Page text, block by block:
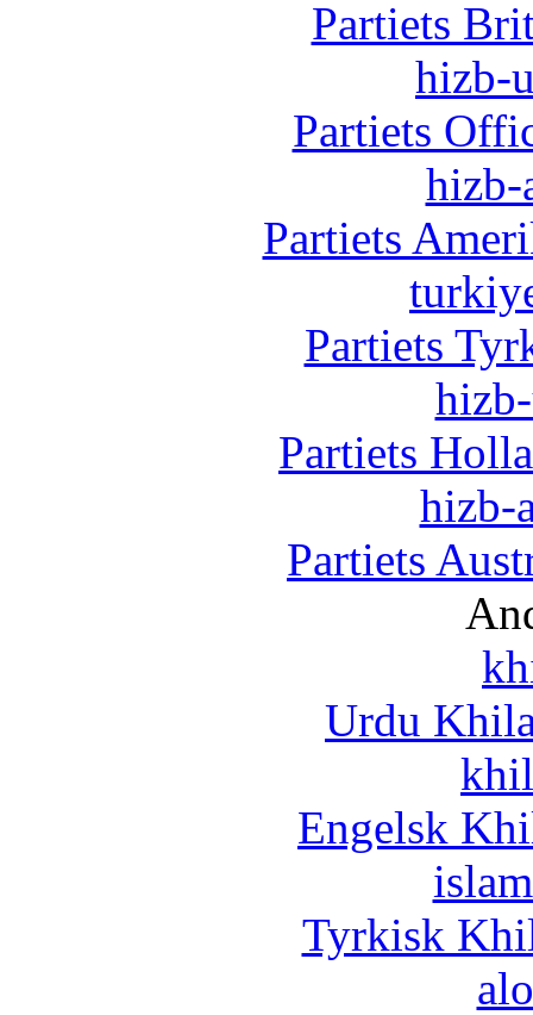
Partiets
hizb-
Partiets
hizb-
Partiets
Partiets
Partiets
hizb-
Partiets
Urdu
Engelsk
Tyrkisk